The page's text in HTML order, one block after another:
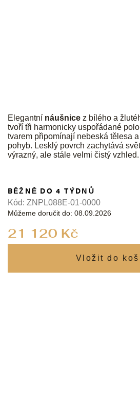
Elegantní náušnice z bílého a
tvoří tři harmonicky uspořádané
tvarem připomínají nebeská tělesa
pohyb. Lesklý povrch zachytává
výrazný, ale stále velmi čistý vzhled.
21 120 Kč
BĚŽNĚ DO 4 TÝDNŮ
Můžeme doručit do: 08.09.2026
Kód: ZNPL088E-01-0000